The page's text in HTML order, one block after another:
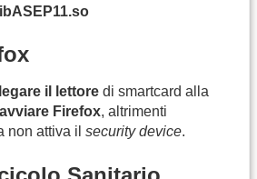
il lettore di smartcard alla
Firefox, altrimenti
non attiva il security device.